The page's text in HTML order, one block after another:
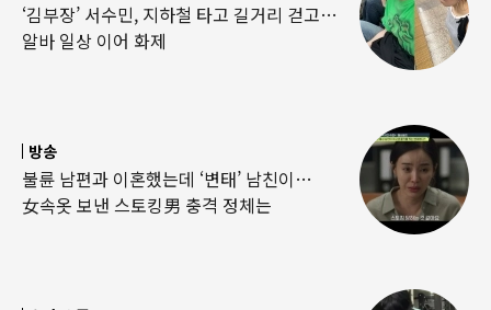
‘김부장’ 서수민, 지하철 타고 길거리 걷고…
알바 일상 이어 화제
방송
불륜 남편과 이혼했는데 ‘변태’ 남친이…
女속옷 보낸 스토킹男 충격 정체는